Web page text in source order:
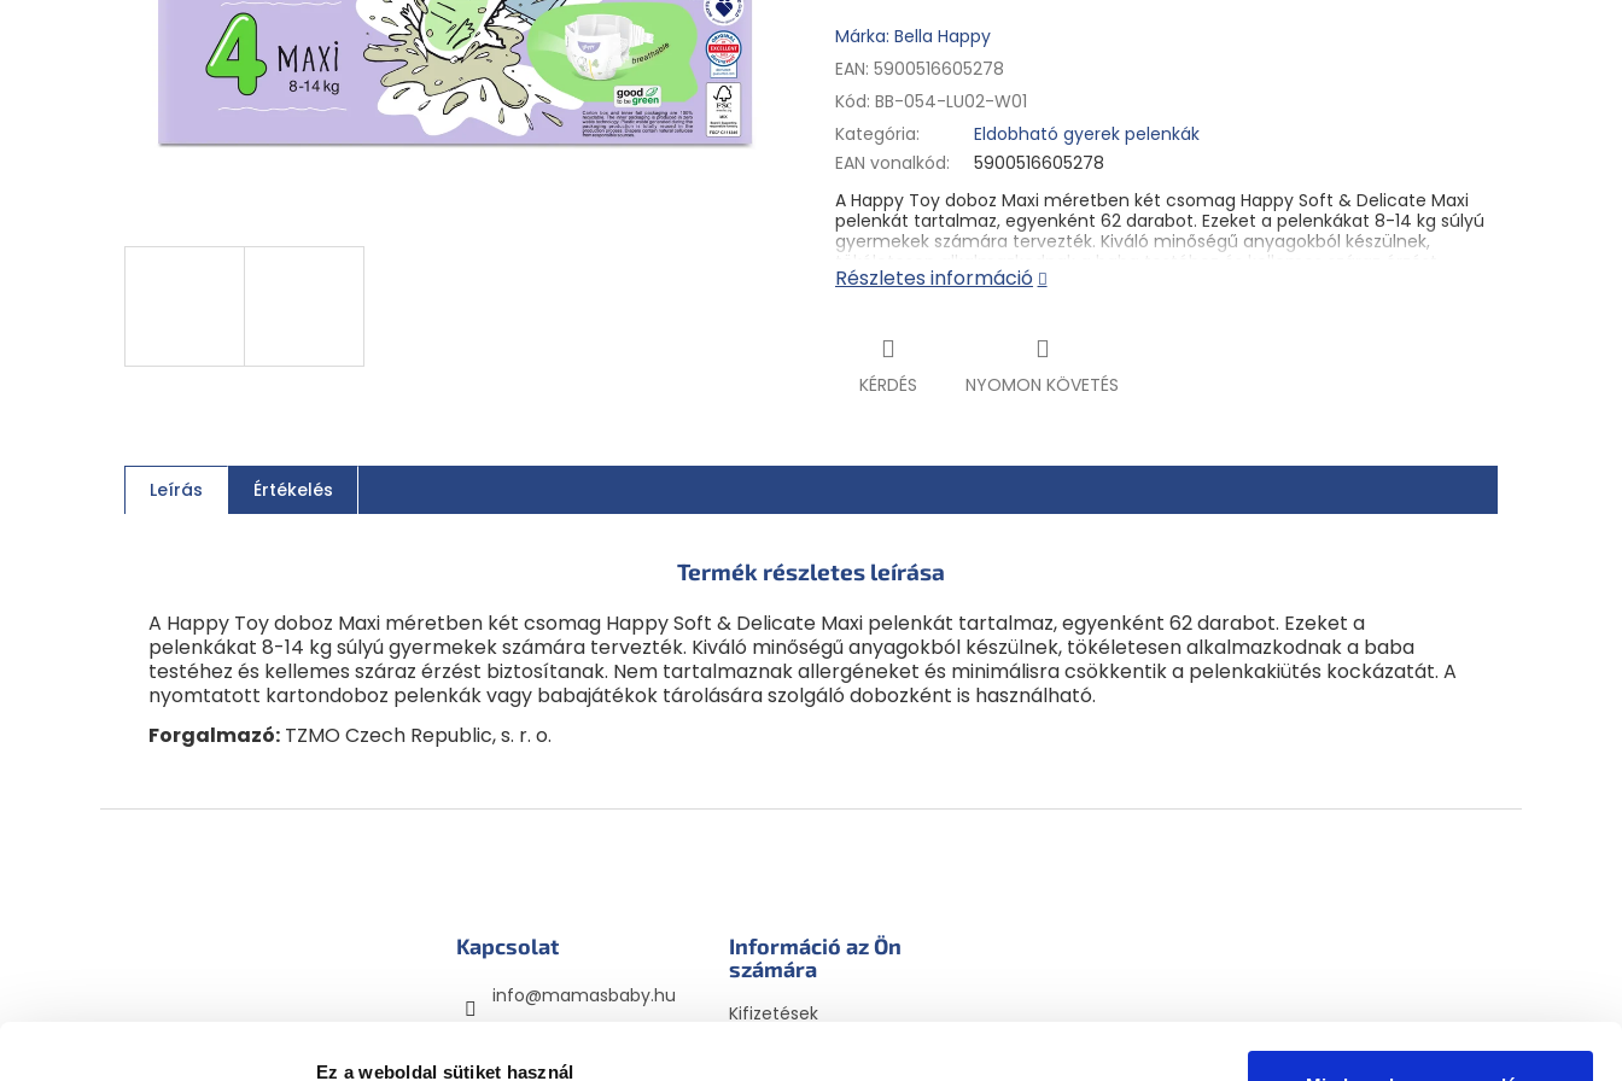
Ez a weboldal sütiket használ
Márka: Bella Happy
EAN: 5900516605278
Kód: BB-054-LU02-W01
Kategória:
Eldobható gyerek pelenkák
EAN vonalkód:
5900516605278
A Happy Toy doboz Maxi méretben két csomag Happy Soft & Delicate Maxi
pelenkát tartalmaz, egyenként 62 darabot. Ezeket a pelenkákat 8-14 kg súlyú
gyermekek számára tervezték. Kiváló minőségű anyagokból készülnek,
tökéletesen alkalmazkodnak a baba testéhez és kellemes száraz érzést
biztosítanak. Nem tartalmaznak allergéneket és minimálisra csökkentik a
Forgalmazó:
TZMO Czech Republic, s. r. o.
Részletes információ
KÉRDÉS NYOMON KÖVETÉS
Leírás Értékelés
Termék részletes leírása
A Happy Toy doboz Maxi méretben két csomag Happy Soft & Delicate Maxi pelenkát tartalmaz, egyenként 62 darabot. Ezeket a
pelenkákat 8-14 kg súlyú gyermekek számára tervezték. Kiváló minőségű anyagokból készülnek, tökéletesen alkalmazkodnak a baba
testéhez és kellemes száraz érzést biztosítanak. Nem tartalmaznak allergéneket és minimálisra csökkentik a pelenkakiütés kockázatát. A
nyomtatott kartondoboz pelenkák vagy babajátékok tárolására szolgáló dobozként is használható.
Forgalmazó: TZMO Czech Republic, s. r. o.
Kapcsolat
info@mamasbaby.hu
mamasbaby_hu
Információ az Ön
számára
Kifizetések